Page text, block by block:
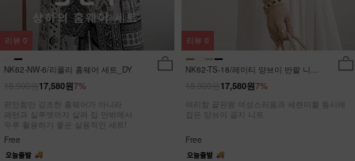
NK62-NW-6/리플리 홈웨어 세트_DY
7%
17,580원
편안함만 강조한 홈웨어가 아니라
패턴과 실루엣까지 살려 집 안밖에서
두루 활용하기 좋은 실용적인 세트!
Free
리뷰 0
NK62-TS-18/레이티 양브이 반팔 니트
7%
17,580원
여리함 끝판왕 여성스러움과 세련미를 동시에
잡은 양브이 골지 니트
Free
리뷰 0